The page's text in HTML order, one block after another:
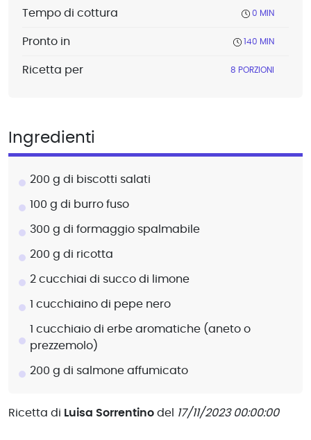
Tempo di cottura 0 MIN
Pronto in 140 MIN
Ricetta per 8 PORZIONI
Ricetta di Luisa Sorrentino del 17/11/2023 00:00:00
Ingredienti
200 g di biscotti salati
100 g di burro fuso
300 g di formaggio spalmabile
200 g di ricotta
2 cucchiai di succo di limone
1 cucchiaino di pepe nero
1 cucchiaio di erbe aromatiche (aneto o
prezzemolo)
200 g di salmone affumicato